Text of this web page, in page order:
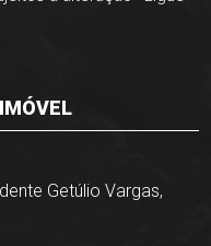
Getúlio Vargas,